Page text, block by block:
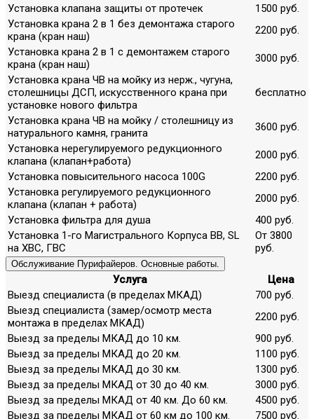
Установка клапана защиты от протечек
1500 руб.
Установка крана 2 в 1 без демонтажа старого
крана (кран наш)
2200 руб.
Установка крана 2 в 1 с демонтажем старого
крана (кран наш)
3000 руб.
Установка крана ЧВ на мойку из нерж., чугуна,
столешницы ДСП, искусственного крана при
установке нового фильтра
бесплатно
Установка крана ЧВ на мойку / столешницу из
натурального камня, гранита
3600 руб.
Установка нерегулируемого редукционного
клапана (клапан+работа)
2000 руб.
Установка повысительного насоса 100G
2200 руб.
Установка регулируемого редукционного
клапана (клапан + работа)
2000 руб.
Установка фильтра для душа
400 руб.
Установка 1-го Магистрального Корпуса ВВ, SL
на ХВС, ГВС
От 3800
руб.
Обслуживание Пурифайеров. Основные работы.
Услуга
Цена
Выезд специалиста (в пределах МКАД)
700 руб.
Выезд специалиста (замер/осмотр места
монтажа в пределах МКАД)
2200 руб.
Выезд за пределы МКАД до 10 км.
900 руб.
Выезд за пределы МКАД до 20 км.
1100 руб.
Выезд за пределы МКАД до 30 км.
1300 руб.
Выезд за пределы МКАД от 30 до 40 км.
3000 руб.
Выезд за пределы МКАД от 40 км. До 60 км.
4500 руб.
Выезд за пределы МКАД от 60 км до 100 км.
7500 руб.